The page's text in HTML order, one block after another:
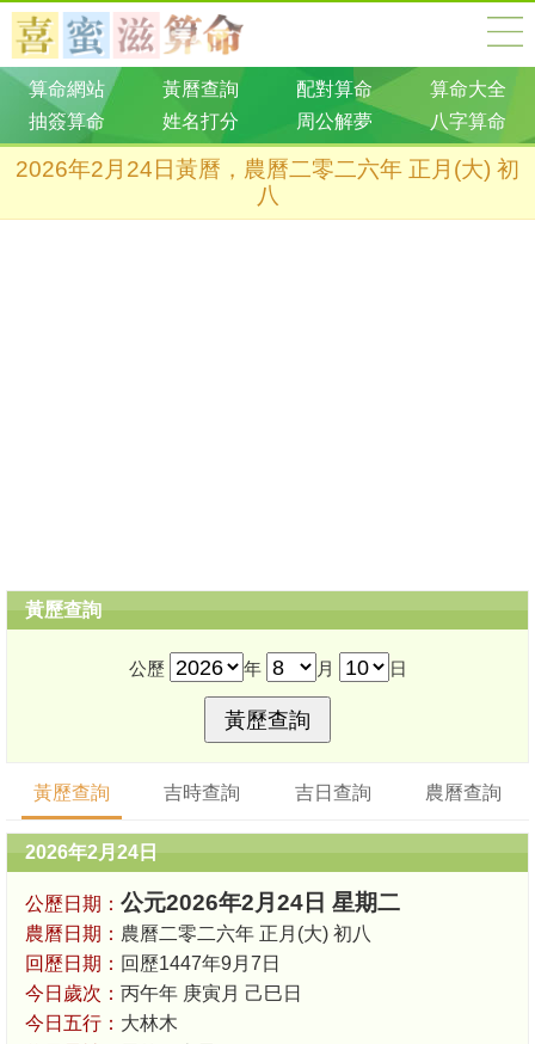
算命網站 黃曆查詢 配對算命
算命大全
抽簽算命
姓名打分 周公解夢 八字算命
2026年2月24日黃曆，農曆二零二六年 正月(大) 初
八
黃歷查詢
公歷 年 月 日
黃歷查詢 吉時查詢 吉日查詢 農曆查詢
2026年2月24日
公歷日期： 公元2026年2月24日 星期二
農曆日期： 農曆二零二六年 正月(大) 初八
回歷日期： 回歷1447年9月7日
今日歲次： 丙午年 庚寅月 己巳日
今日五行： 大林木